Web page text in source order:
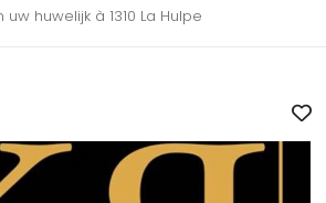
huwelijk à 1310 La Hulpe